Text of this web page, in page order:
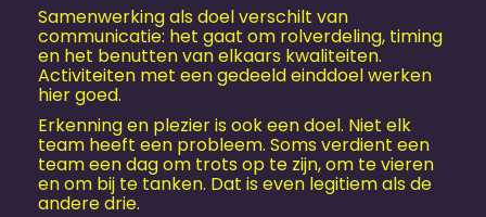
Samenwerking als doel verschilt van
communicatie: het gaat om rolverdeling, timing
en het benutten van elkaars kwaliteiten.
Activiteiten met een gedeeld einddoel werken
hier goed.
Erkenning en plezier is ook een doel. Niet elk
team heeft een probleem. Soms verdient een
team een dag om trots op te zijn, om te vieren
en om bij te tanken. Dat is even legitiem als de
andere drie.